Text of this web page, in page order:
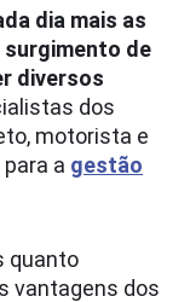
dia mais as
surgimento de
diversos
dos
motorista e
a gestão
quanto
vantagens dos